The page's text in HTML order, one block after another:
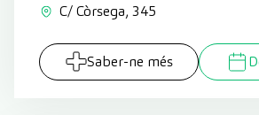
C/ Còrsega, 345
Saber-ne més